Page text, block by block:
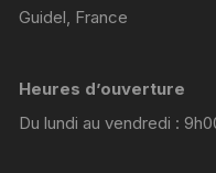
Guidel, France
Heures d’ouverture
Du lundi au vendredi :